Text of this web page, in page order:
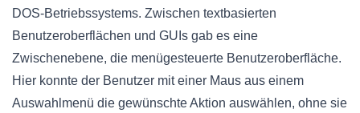
DOS-Betriebssystems. Zwischen textbasierten
Benutzeroberflächen und GUIs gab es eine
Zwischenebene, die menügesteuerte Benutzeroberfläche.
Hier konnte der Benutzer mit einer Maus aus einem
Auswahlmenü die gewünschte Aktion auswählen, ohne sie